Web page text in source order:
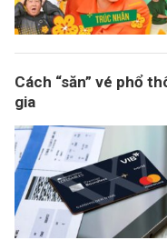
Cách “săn” vé phổ
gia